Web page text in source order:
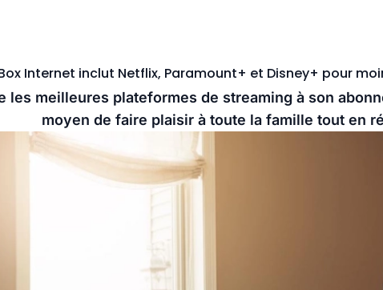
Internet inclut Netflix, Paramount+ et Disney+ pour
les meilleures plateformes de streaming à son
moyen de faire plaisir à toute la famille tout en